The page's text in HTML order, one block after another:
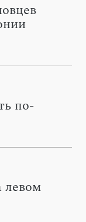
по-
левом